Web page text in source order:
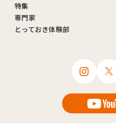
特集
専門家
とっておき体験部